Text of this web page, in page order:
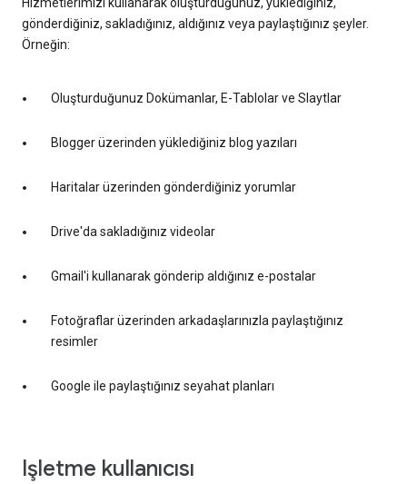
Hizmetlerimizi kullanarak oluşturduğunuz, yüklediğiniz,
gönderdiğiniz, sakladığınız, aldığınız veya paylaştığınız şeyler.
Örneğin:
Oluşturduğunuz Dokümanlar, E-Tablolar ve Slaytlar
Blogger üzerinden yüklediğiniz blog yazıları
Haritalar üzerinden gönderdiğiniz yorumlar
Drive'da sakladığınız videolar
Gmail'i kullanarak gönderip aldığınız e-postalar
Fotoğraflar üzerinden arkadaşlarınızla paylaştığınız
resimler
Google ile paylaştığınız seyahat planları
işletme kullanıcısı